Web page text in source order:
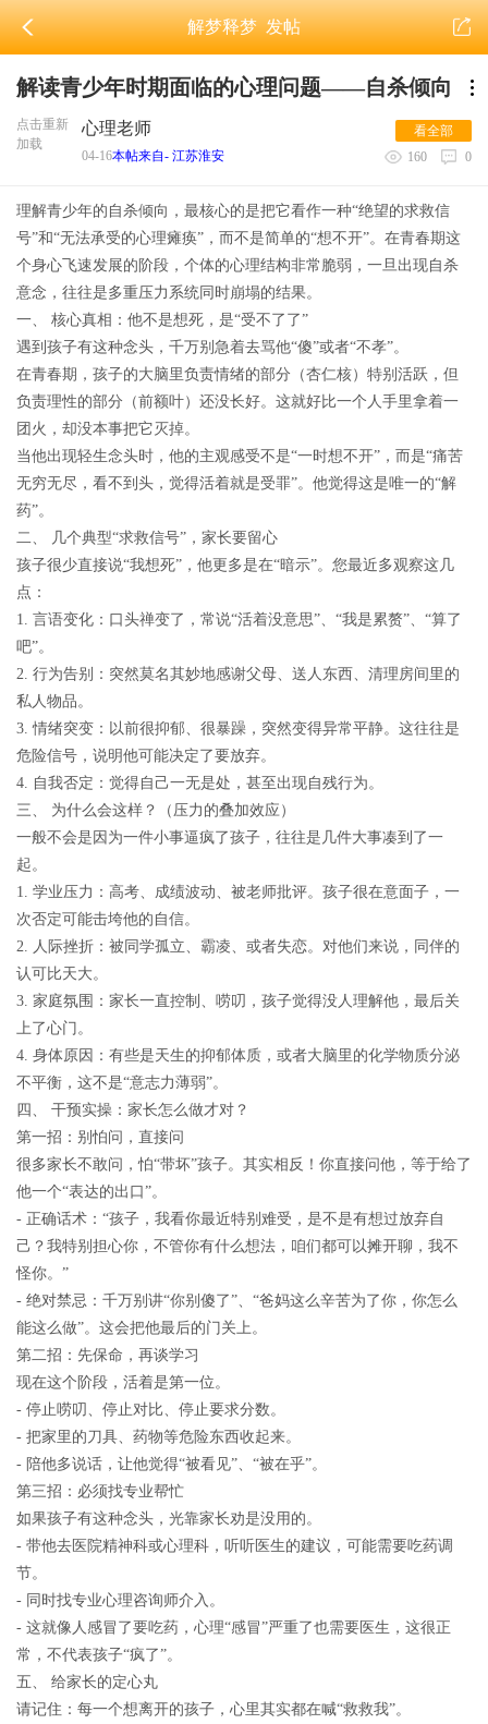
解梦释梦发帖
解读青少年时期面临的心理问题——自杀倾向
点击重新
加载
心理老师
04-16本帖来自- 江苏淮安
看全部
160
0
理解青少年的自杀倾向，最核心的是把它看作一种“绝望的求救信
号”和“无法承受的心理瘫痪”，而不是简单的“想不开”。在青春期这
个身心飞速发展的阶段，个体的心理结构非常脆弱，一旦出现自杀
意念，往往是多重压力系统同时崩塌的结果。
一、 核心真相：他不是想死，是“受不了了”
遇到孩子有这种念头，千万别急着去骂他“傻”或者“不孝”。
在青春期，孩子的大脑里负责情绪的部分（杏仁核）特别活跃，但
负责理性的部分（前额叶）还没长好。这就好比一个人手里拿着一
团火，却没本事把它灭掉。
当他出现轻生念头时，他的主观感受不是“一时想不开”，而是“痛苦
无穷无尽，看不到头，觉得活着就是受罪”。他觉得这是唯一的“解
药”。
二、 几个典型“求救信号”，家长要留心
孩子很少直接说“我想死”，他更多是在“暗示”。您最近多观察这几
点：
1. 言语变化：口头禅变了，常说“活着没意思”、“我是累赘”、“算了
吧”。
2. 行为告别：突然莫名其妙地感谢父母、送人东西、清理房间里的
私人物品。
3. 情绪突变：以前很抑郁、很暴躁，突然变得异常平静。这往往是
危险信号，说明他可能决定了要放弃。
4. 自我否定：觉得自己一无是处，甚至出现自残行为。
三、 为什么会这样？（压力的叠加效应）
一般不会是因为一件小事逼疯了孩子，往往是几件大事凑到了一
起。
1. 学业压力：高考、成绩波动、被老师批评。孩子很在意面子，一
次否定可能击垮他的自信。
2. 人际挫折：被同学孤立、霸凌、或者失恋。对他们来说，同伴的
认可比天大。
3. 家庭氛围：家长一直控制、唠叨，孩子觉得没人理解他，最后关
上了心门。
4. 身体原因：有些是天生的抑郁体质，或者大脑里的化学物质分泌
不平衡，这不是“意志力薄弱”。
四、 干预实操：家长怎么做才对？
第一招：别怕问，直接问
很多家长不敢问，怕“带坏”孩子。其实相反！你直接问他，等于给了
他一个“表达的出口”。
- 正确话术：“孩子，我看你最近特别难受，是不是有想过放弃自
己？我特别担心你，不管你有什么想法，咱们都可以摊开聊，我不
怪你。”
- 绝对禁忌：千万别讲“你别傻了”、“爸妈这么辛苦为了你，你怎么
能这么做”。这会把他最后的门关上。
第二招：先保命，再谈学习
现在这个阶段，活着是第一位。
- 停止唠叨、停止对比、停止要求分数。
- 把家里的刀具、药物等危险东西收起来。
- 陪他多说话，让他觉得“被看见”、“被在乎”。
第三招：必须找专业帮忙
如果孩子有这种念头，光靠家长劝是没用的。
- 带他去医院精神科或心理科，听听医生的建议，可能需要吃药调
节。
- 同时找专业心理咨询师介入。
- 这就像人感冒了要吃药，心理“感冒”严重了也需要医生，这很正
常，不代表孩子“疯了”。
五、 给家长的定心丸
请记住：每一个想离开的孩子，心里其实都在喊“救救我”。